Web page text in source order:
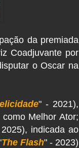
da premiada
Coadjuvante por
o Oscar na
" - 2021),
Melhor Ator;
indicada ao
The Flash" - 2023)